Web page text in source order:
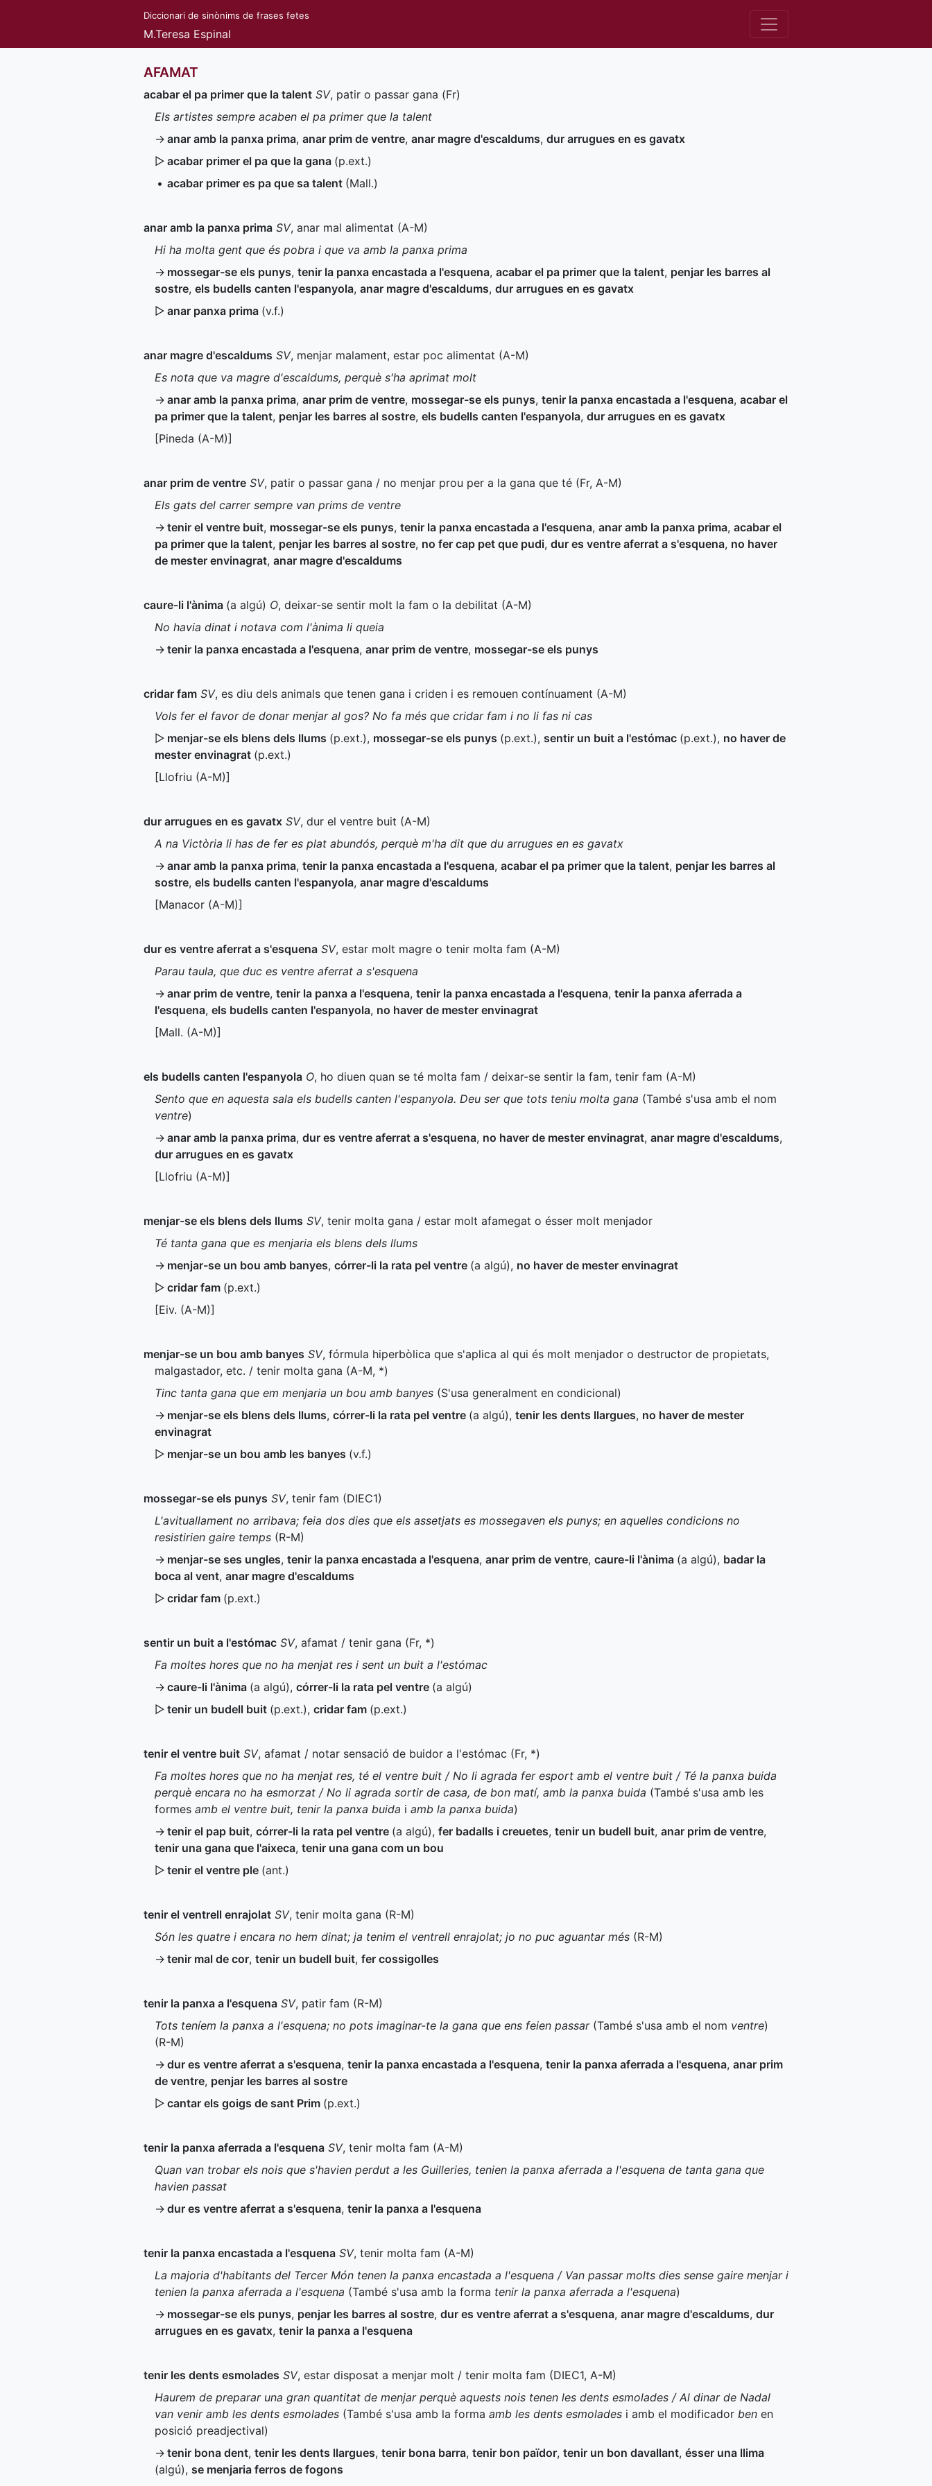
Diccionari de sinònims de frases fetes
M.Teresa Espinal
AFAMAT
acabar el pa primer que la talent SV, patir o passar gana (Fr)
Els artistes sempre acaben el pa primer que la talent
→ anar amb la panxa prima, anar prim de ventre, anar magre d'escaldums, dur arrugues en es gavatx
▷ acabar primer el pa que la gana (p.ext.)
• acabar primer es pa que sa talent (Mall.)
anar amb la panxa prima SV, anar mal alimentat (A-M)
Hi ha molta gent que és pobra i que va amb la panxa prima
→ mossegar-se els punys, tenir la panxa encastada a l'esquena, acabar el pa primer que la talent, penjar les barres al
sostre, els budells canten l'espanyola, anar magre d'escaldums, dur arrugues en es gavatx
▷ anar panxa prima (v.f.)
anar magre d'escaldums SV, menjar malament, estar poc alimentat (A-M)
Es nota que va magre d'escaldums, perquè s'ha aprimat molt
→ anar amb la panxa prima, anar prim de ventre, mossegar-se els punys, tenir la panxa encastada a l'esquena, acabar el
pa primer que la talent, penjar les barres al sostre, els budells canten l'espanyola, dur arrugues en es gavatx
[Pineda (A-M)]
anar prim de ventre SV, patir o passar gana / no menjar prou per a la gana que té (Fr, A-M)
Els gats del carrer sempre van prims de ventre
→ tenir el ventre buit, mossegar-se els punys, tenir la panxa encastada a l'esquena, anar amb la panxa prima, acabar el
pa primer que la talent, penjar les barres al sostre, no fer cap pet que pudi, dur es ventre aferrat a s'esquena, no haver
de mester envinagrat, anar magre d'escaldums
caure-li l'ànima (a algú) O, deixar-se sentir molt la fam o la debilitat (A-M)
No havia dinat i notava com l'ànima li queia
→ tenir la panxa encastada a l'esquena, anar prim de ventre, mossegar-se els punys
cridar fam SV, es diu dels animals que tenen gana i criden i es remouen contínuament (A-M)
Vols fer el favor de donar menjar al gos? No fa més que cridar fam i no li fas ni cas
▷ menjar-se els blens dels llums (p.ext.), mossegar-se els punys (p.ext.), sentir un buit a l'estómac (p.ext.), no haver de
mester envinagrat (p.ext.)
[Llofriu (A-M)]
dur arrugues en es gavatx SV, dur el ventre buit (A-M)
A na Victòria li has de fer es plat abundós, perquè m'ha dit que du arrugues en es gavatx
→ anar amb la panxa prima, tenir la panxa encastada a l'esquena, acabar el pa primer que la talent, penjar les barres al
sostre, els budells canten l'espanyola, anar magre d'escaldums
[Manacor (A-M)]
dur es ventre aferrat a s'esquena SV, estar molt magre o tenir molta fam (A-M)
Parau taula, que duc es ventre aferrat a s'esquena
→ anar prim de ventre, tenir la panxa a l'esquena, tenir la panxa encastada a l'esquena, tenir la panxa aferrada a
l'esquena, els budells canten l'espanyola, no haver de mester envinagrat
[Mall. (A-M)]
els budells canten l'espanyola O, ho diuen quan se té molta fam / deixar-se sentir la fam, tenir fam (A-M)
Sento que en aquesta sala els budells canten l'espanyola. Deu ser que tots teniu molta gana (També s'usa amb el nom
ventre)
→ anar amb la panxa prima, dur es ventre aferrat a s'esquena, no haver de mester envinagrat, anar magre d'escaldums,
dur arrugues en es gavatx
[Llofriu (A-M)]
menjar-se els blens dels llums SV, tenir molta gana / estar molt afamegat o ésser molt menjador
Té tanta gana que es menjaria els blens dels llums
→ menjar-se un bou amb banyes, córrer-li la rata pel ventre (a algú), no haver de mester envinagrat
▷ cridar fam (p.ext.)
[Eiv. (A-M)]
menjar-se un bou amb banyes SV, fórmula hiperbòlica que s'aplica al qui és molt menjador o destructor de propietats,
malgastador, etc. / tenir molta gana (A-M, *)
Tinc tanta gana que em menjaria un bou amb banyes (S'usa generalment en condicional)
→ menjar-se els blens dels llums, córrer-li la rata pel ventre (a algú), tenir les dents llargues, no haver de mester
envinagrat
▷ menjar-se un bou amb les banyes (v.f.)
mossegar-se els punys SV, tenir fam (DIEC1)
L'avituallament no arribava; feia dos dies que els assetjats es mossegaven els punys; en aquelles condicions no
resistirien gaire temps (R-M)
→ menjar-se ses ungles, tenir la panxa encastada a l'esquena, anar prim de ventre, caure-li l'ànima (a algú), badar la
boca al vent, anar magre d'escaldums
▷ cridar fam (p.ext.)
sentir un buit a l'estómac SV, afamat / tenir gana (Fr, *)
Fa moltes hores que no ha menjat res i sent un buit a l'estómac
→ caure-li l'ànima (a algú), córrer-li la rata pel ventre (a algú)
▷ tenir un budell buit (p.ext.), cridar fam (p.ext.)
tenir el ventre buit SV, afamat / notar sensació de buidor a l'estómac (Fr, *)
Fa moltes hores que no ha menjat res, té el ventre buit / No li agrada fer esport amb el ventre buit / Té la panxa buida
perquè encara no ha esmorzat / No li agrada sortir de casa, de bon matí, amb la panxa buida (També s'usa amb les
formes amb el ventre buit, tenir la panxa buida i amb la panxa buida)
→ tenir el pap buit, córrer-li la rata pel ventre (a algú), fer badalls i creuetes, tenir un budell buit, anar prim de ventre,
tenir una gana que l'aixeca, tenir una gana com un bou
▷ tenir el ventre ple (ant.)
tenir el ventrell enrajolat SV, tenir molta gana (R-M)
Són les quatre i encara no hem dinat; ja tenim el ventrell enrajolat; jo no puc aguantar més (R-M)
→ tenir mal de cor, tenir un budell buit, fer cossigolles
tenir la panxa a l'esquena SV, patir fam (R-M)
Tots teníem la panxa a l'esquena; no pots imaginar-te la gana que ens feien passar(També s'usa amb el nom ventre)
(R-M)
→ dur es ventre aferrat a s'esquena, tenir la panxa encastada a l'esquena, tenir la panxa aferrada a l'esquena, anar prim
de ventre, penjar les barres al sostre
▷ cantar els goigs de sant Prim (p.ext.)
tenir la panxa aferrada a l'esquena SV, tenir molta fam (A-M)
Quan van trobar els nois que s'havien perdut a les Guilleries, tenien la panxa aferrada a l'esquena de tanta gana que
havien passat
→ dur es ventre aferrat a s'esquena, tenir la panxa a l'esquena
tenir la panxa encastada a l'esquena SV, tenir molta fam (A-M)
La majoria d'habitants del Tercer Món tenen la panxa encastada a l'esquena / Van passar molts dies sense gaire menjar i
tenien la panxa aferrada a l'esquena (També s'usa amb la forma tenir la panxa aferrada a l'esquena)
→ mossegar-se els punys, penjar les barres al sostre, dur es ventre aferrat a s'esquena, anar magre d'escaldums, dur
arrugues en es gavatx, tenir la panxa a l'esquena
tenir les dents esmolades SV, estar disposat a menjar molt / tenir molta fam (DIEC1, A-M)
Haurem de preparar una gran quantitat de menjar perquè aquests nois tenen les dents esmolades / Al dinar de Nadal
van venir amb les dents esmolades (També s'usa amb la forma amb les dents esmolades i amb el modificador ben en
posició preadjectival)
→ tenir bona dent, tenir les dents llargues, tenir bona barra, tenir bon païdor, tenir un bon davallant, ésser una llima
(algú), se menjaria ferros de fogons